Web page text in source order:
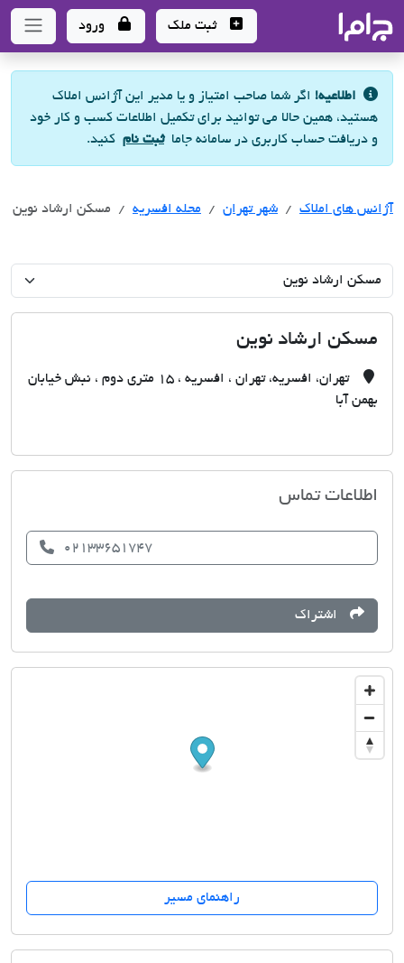
- سامانه جامع املاک و مشاورین املاک
ثبت ملک ورود
اطلاعیه! اگر شما صاحب امتیاز و یا مدیر این آژانس املاک
هستید، همین حالا می توانید برای تکمیل اطلاعات کسب و کار خود
و دریافت حساب کاربری در سامانه جاماثبت نام کنید.
آژانس های املاک آژانس های املاک
شهر تهران آژانس های املاک
محله افسریه مسکن ارشاد نوین
مسکن ارشاد نوین
تهران، افسریه، تهران ، افسریه ، 15 متری دوم ، نبش خیابان
بهمن آبا
اطلاعات تماس
02133651747
اشتراک
راهنمای مسیر